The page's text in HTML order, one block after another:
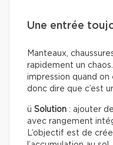
Une entrée
Manteaux,
rapidement un
impression quand on
donc dire que c’est
ü Solution : ajouter
avec rangement
L’objectif est de